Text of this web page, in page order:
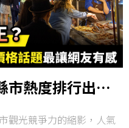
市熱度排行出
有感
觀光競爭力的縮影，人氣